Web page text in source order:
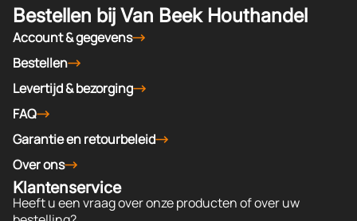
Bestellen bij Van Beek Houthandel
Account & gegevens
Bestellen
Levertijd & bezorging
FAQ
Garantie en retourbeleid
Over ons
Klantenservice
Heeft u een vraag over onze producten of over uw